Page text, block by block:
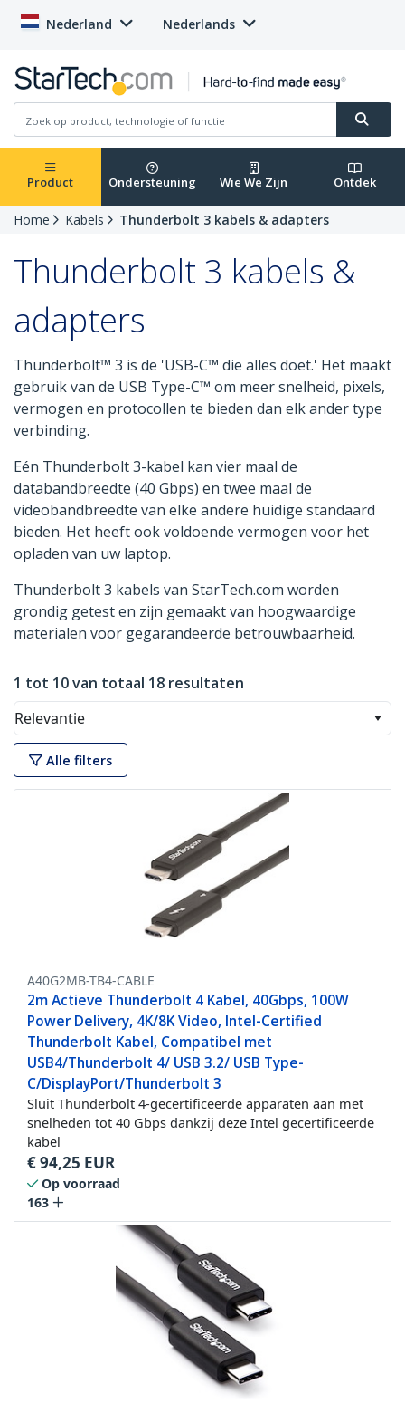
Nederland Nederlands
Product Ondersteuning Wie We Zijn Ontdek
Home Kabels Thunderbolt 3 kabels & adapters
Thunderbolt 3 kabels &
adapters
Thunderbolt™ 3 is de 'USB-C™ die alles doet.' Het maakt
gebruik van de USB Type-C™ om meer snelheid, pixels,
vermogen en protocollen te bieden dan elk ander type
verbinding.
Eén Thunderbolt 3-kabel kan vier maal de
databandbreedte (40 Gbps) en twee maal de
videobandbreedte van elke andere huidige standaard
bieden. Het heeft ook voldoende vermogen voor het
opladen van uw laptop.
Thunderbolt 3 kabels van StarTech.com worden
grondig getest en zijn gemaakt van hoogwaardige
materialen voor gegarandeerde betrouwbaarheid.
1 tot 10 van totaal 18 resultaten
Relevantie
Alle filters
A40G2MB-TB4-CABLE
2m Actieve Thunderbolt 4 Kabel, 40Gbps, 100W
Power Delivery, 4K/8K Video, Intel-Certified
Thunderbolt Kabel, Compatibel met
USB4/Thunderbolt 4/ USB 3.2/ USB Type-
C/DisplayPort/Thunderbolt 3
Sluit Thunderbolt 4-gecertificeerde apparaten aan met
snelheden tot 40 Gbps dankzij deze Intel gecertificeerde
kabel
€94,25 EUR
Op voorraad
163